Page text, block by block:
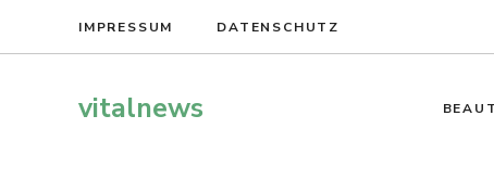
IMPRESSUM DATENSCHUTZ
vitalnews